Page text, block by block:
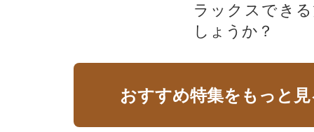
ラックスでき
しょうか？
おすすめ特集をもっと